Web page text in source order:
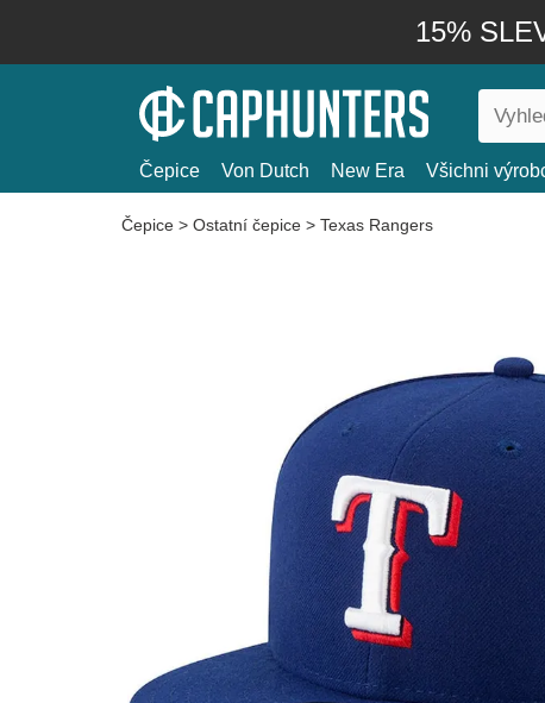
15%
Čepice Von Dutch New Era Všichni
Čepice > Ostatní čepice > Texas Rangers